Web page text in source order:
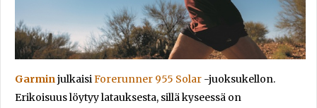
GarminjulkaisiForerunner 955 Solar -juoksukellon.
Erikoisuus löytyy latauksesta, sillä kyseessä on